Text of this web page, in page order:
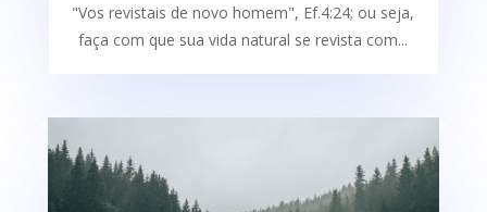
"Vos revistais de novo homem", Ef.4:24; ou seja,
faça com que sua vida natural se revista com...